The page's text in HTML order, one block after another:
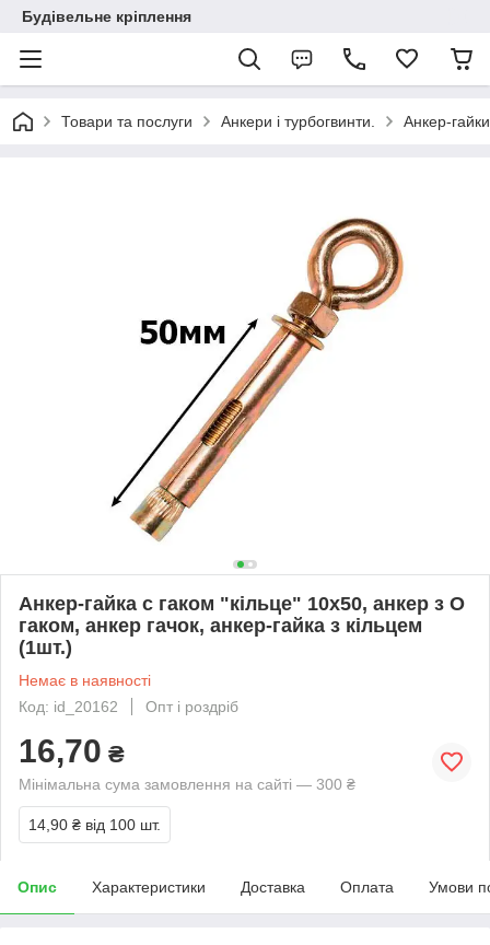
Будівельне кріплення
Товари та послуги Анкери і турбогвинти. Анкер-
Анкер-гайка с гаком "кільце" 10х50, анкер з О
гаком, анкер гачок, анкер-гайка з кільцем
(1шт.)
Немає в наявності
Код: id_20162
Опт і роздріб
16,70 ₴
Мінімальна сума замовлення на сайті — 300 ₴
14,90 ₴ від 100 шт.
Опис Характеристики Доставка Оплата Умови